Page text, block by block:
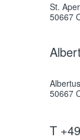
St.
50667
50667
T